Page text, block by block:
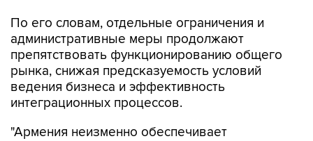
По его словам, отдельные ограничения и
административные меры продолжают
препятствовать функционированию общего
рынка, снижая предсказуемость условий
ведения бизнеса и эффективность
интеграционных процессов.
"Армения неизменно обеспечивает